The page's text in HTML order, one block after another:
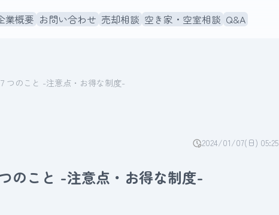
業概要 お問い合わせ 売却相談 空き家・空室相談 Q&A
つのこと -注意点・お得な制度-
2024/01/07(日) 05:25
のこと -注意点・お得な制度-